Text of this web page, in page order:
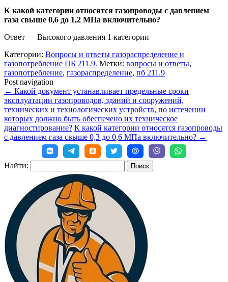
К какой категории относятся газопроводы с давлением
газа свыше 0,6 до 1,2 МПа включительно?
Ответ — Высокого давления 1 категории
Категории: Вопросы и ответы газораспределение и
газопотребление ПБ 211.9. Метки: вопросы и ответы,
газопотребление, газораспределение, пб 211.9
Post navigation
← Какой документ устанавливает предельные сроки
эксплуатации газопроводов, зданий и сооружений,
технических и технологических устройств, по истечении
которых должно быть обеспечено их техническое
диагностирование? К какой категории относятся газопроводы
с давлением газа свыше 0,3 до 0,6 МПа включительно? →
Найти: